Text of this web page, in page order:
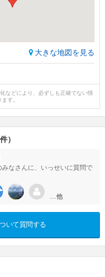
大きな地図を見る
などにより、必ずしも正確でない情
す。
）
なさんに、いっせいに質問で
…他
いて質問する